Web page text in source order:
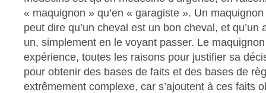
« maquignon » qu’en « garagiste ». Un
peut dire qu’un cheval est un bon cheval, et qu’un
un, simplement en le voyant passer. Le
expérience, toutes les raisons pour justifier sa
pour obtenir des bases de faits et des bases de
extrêmement complexe, car s’ajoutent à ces faits